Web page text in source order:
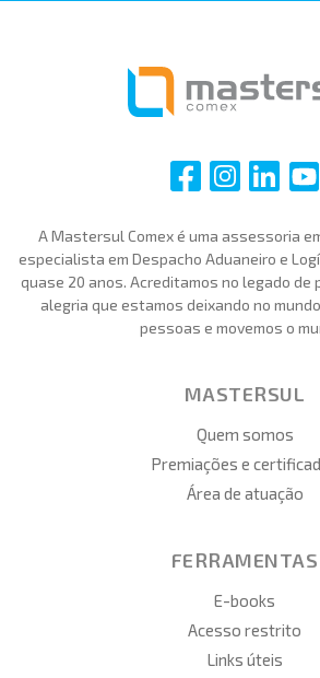
i i i i
A Mastersul Comex é uma assessoria
especialista em Despacho Aduaneiro e
quase 20 anos. Acreditamos no legado de
alegria que estamos deixando no
pessoas e movemos o
MASTERSUL
Quem somos
Premiações e
Área de atuação
FERRAMENTAS
E-books
Acesso restrito
Links úteis